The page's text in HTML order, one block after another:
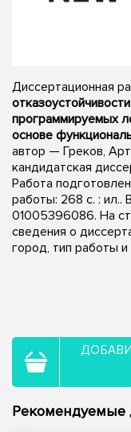
Диссертационная
программируемых
основе
автор — Греков,
кандидатская
Работа
работы: 268 с. : ил..
01005396086. На
сведения о
город, тип работы
Рекомендуемые